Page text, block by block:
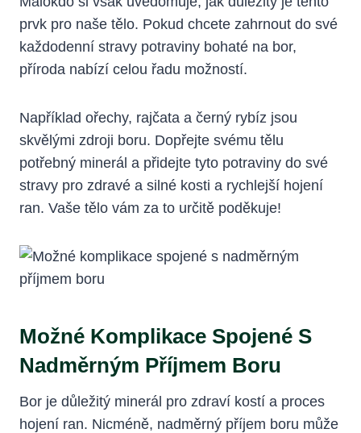
prvk pro naše tělo. Pokud chcete zahrnout do své
každodenní stravy potraviny bohaté na bor,
příroda nabízí celou řadu možností.
Například ořechy, rajčata a černý rybíz jsou
skvělými zdroji boru. Dopřejte svému tělu
potřebný minerál a přidejte tyto potraviny do své
stravy pro zdravé a silné kosti a rychlejší hojení
ran. Vaše tělo vám za to určitě poděkuje!
Možné Komplikace Spojené S
Nadměrným Příjmem Boru
Bor je důležitý minerál pro zdraví kostí a proces
hojení ran. Nicméně, nadměrný příjem boru může